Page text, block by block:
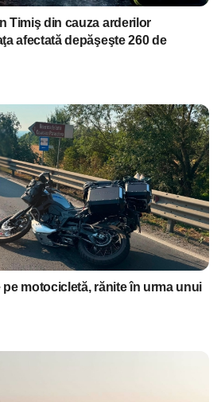
Timiş din cauza arderilor
afectată depăşeşte 260 de
pe motocicletă, rănite în urma unui